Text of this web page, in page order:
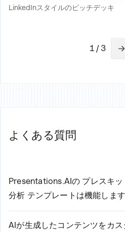
LinkedInスタイルのピッチデッキ
1 / 3
よくある質問
Presentations.AIの プレスキ
分析 テンプレートは機能しま
当社のAI搭載プレスキット
ンプレート分析3つの簡単
AIが生成したコンテンツをカ